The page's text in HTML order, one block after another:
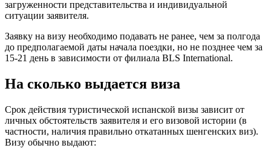
загруженности представительства и индивидуальной
ситуации заявителя.
Заявку на визу необходимо подавать не ранее, чем за полгода
до предполагаемой даты начала поездки, но не позднее чем за
15-21 день в зависимости от филиала BLS International.
На сколько выдается виза
Срок действия туристической испанской визы зависит от
личных обстоятельств заявителя и его визовой истории (в
частности, наличия правильно откатанных шенгенских виз).
Визу обычно выдают: